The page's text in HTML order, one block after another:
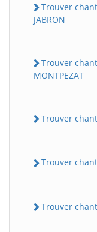
Trouver
JABRON
Trouver
MONTPEZAT
Trouver
Trouver
Trouver